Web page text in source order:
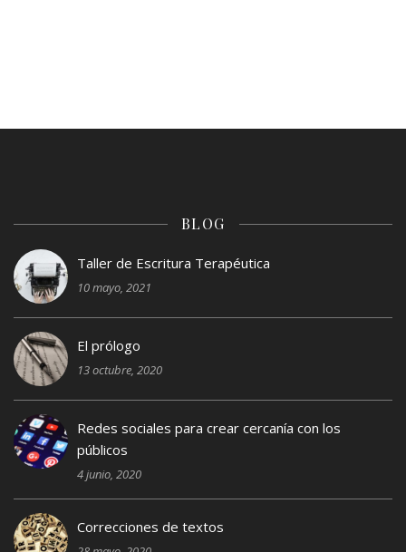
BLOG
Taller de Escritura Terapéutica
10 mayo, 2021
El prólogo
13 octubre, 2020
Redes sociales para crear cercanía con los
públicos
4 junio, 2020
Correcciones de textos